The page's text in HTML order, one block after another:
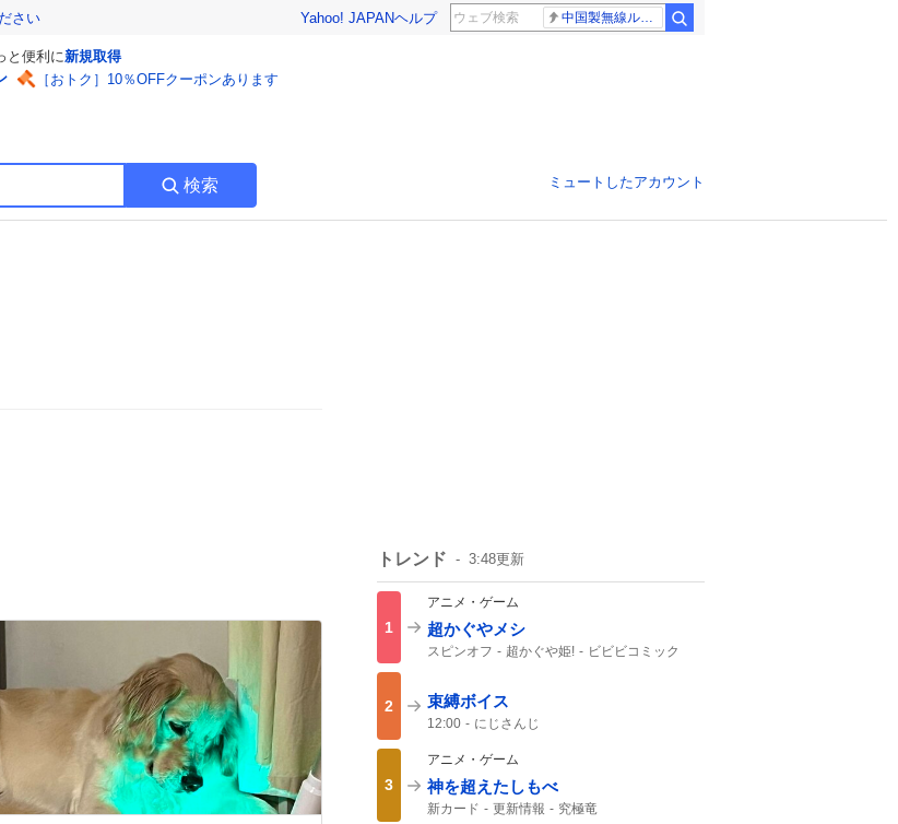
さい Yahoo! JAPANヘルプ 中国製無線ルーター
と便利に新規取得
［おトク］10％OFFクーポンあります
検索 ミュートしたアカウント
トレンド 3:48更新
1
アニメ・ゲーム
超かぐやメシ
スピンオフ 超かぐや姫!
ビビビコミック
2 束縛ボイス
12:00 にじさんじ
3
アニメ・ゲーム
神を超えたしもべ
新カード 更新情報 究極竜